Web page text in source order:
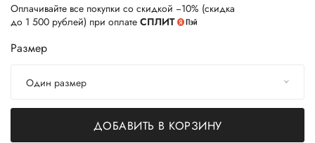
Оплачивайте все покупки со скидкой −10% (скидка
до 1 500 рублей) при оплате СПЛИТ
Размер
Один размер
ДОБАВИТЬ В КОРЗИНУ